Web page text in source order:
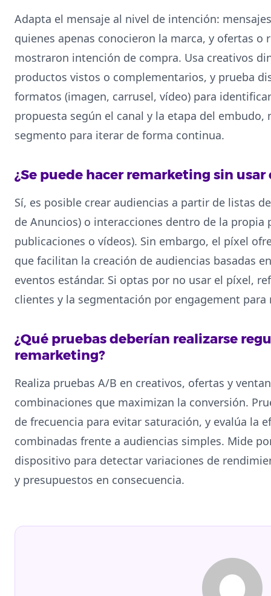
Adapta el mensaje al nivel de intención:
quienes apenas conocieron la marca, y ofertas o
mostraron intención de compra. Usa creativos
productos vistos o complementarios, y prueba
formatos (imagen, carrusel, vídeo) para
propuesta según el canal y la etapa del
segmento para iterar de forma continua.
¿Se puede hacer remarketing sin usar
Sí, es posible crear audiencias a partir de listas
de Anuncios) o interacciones dentro de la
publicaciones o vídeos). Sin embargo, el píxel
que facilitan la creación de audiencias basadas
eventos estándar. Si optas por no usar el píxel,
clientes y la segmentación por engagement para
¿Qué pruebas deberían realizarse
remarketing?
Realiza pruebas A/B en creativos, ofertas y
combinaciones que maximizan la conversión.
de frecuencia para evitar saturación, y evalúa la
combinadas frente a audiencias simples. Mide
dispositivo para detectar variaciones de
y presupuestos en consecuencia.